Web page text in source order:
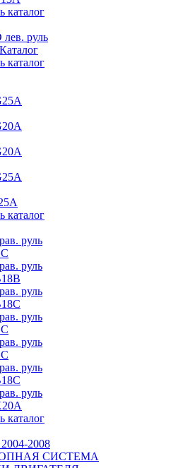
каталог
лев. руль
каталог
каталог
руль
руль
руль
руль
руль
руль
руль
каталог
2008
СИСТЕМА